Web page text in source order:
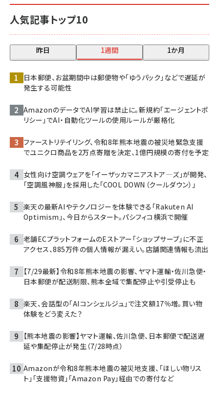
人気記事トップ10
昨日 1週間 1か月
日本郵便、お盆期間中は郵便物や「ゆうパック」などで遅延が
発生する可能性
AmazonのデータでAI学習は禁止に。新規約「エージェントポ
リシー」でAI・自動化ツールの使用ルールが厳格化
ファーストリテイリング、令和8年熊本地震の被災地緊急支援
でユニクロ商品を2万点寄贈を決定、1億円規模の寄付を予定
女性向け空調ウェアを「イーザッカマニアストア―ズ」が開発、
「空調風神服」を採用した「COOL DOWN（クールダウン）」
楽天の最新AIやテクノロジーを体験できる「Rakuten AI
Optimism」、今日からスタート。パシフィコ横浜で開催
老舗ECプラットフォームのEストアー「ショップサーブ」に不正
アクセス、885万件の個人情報が漏えい。店舗関連情報も流出
【7/29最新】令和8年熊本地震の影響、ヤマト運輸・佐川急便・
日本郵便が配送制限、熊本全域で集配停止や引受停止も
楽天、会話型の「AIコンシェルジュ」で注文額17％増。買い物
体験をどう変えた？
【熊本地震の影響】ヤマト運輸、佐川急便、日本郵便で配送遅
延や集配停止が発生（7/28時点）
Amazonが令和8年熊本地震の被災地支援、「ほしい物リス
ト」「支援物資」「Amazon Pay」経由での寄付など